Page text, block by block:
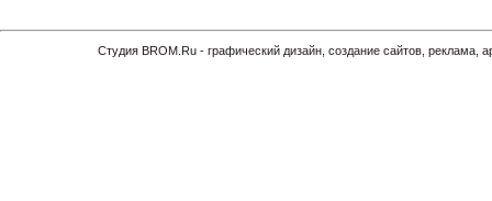
Cтудия BROM.Ru - графический дизайн, создание сайтов,